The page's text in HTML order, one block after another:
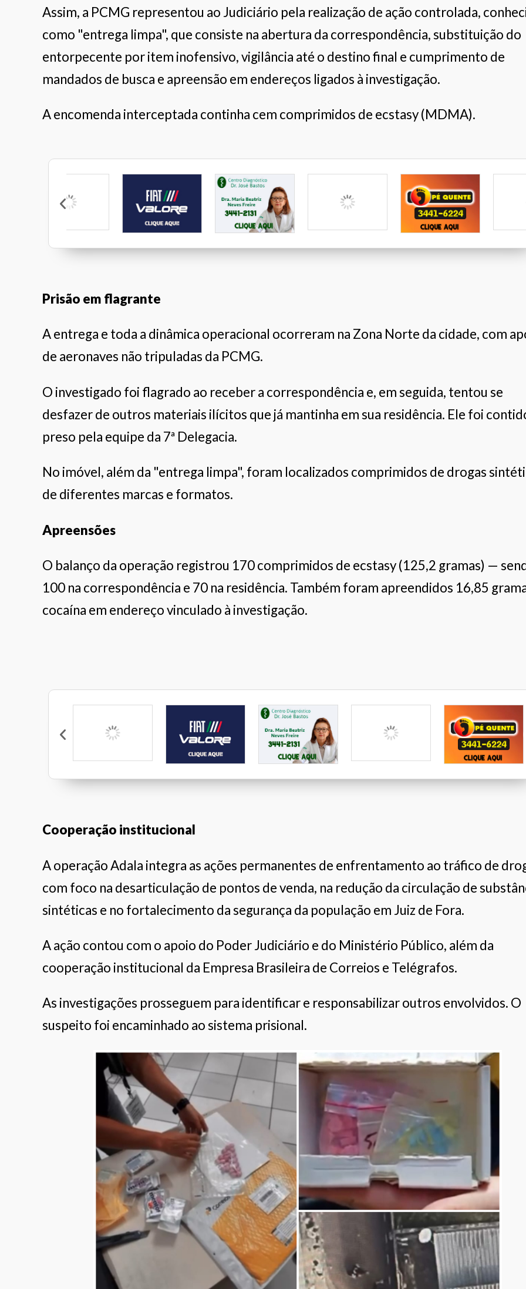
Assim, a PCMG representou ao Judiciário pela realização de ação controlada,
como "entrega limpa", que consiste na abertura da correspondência, substituição do
entorpecente por item inofensivo, vigilância até o destino final e cumprimento de
mandados de busca e apreensão em endereços ligados à investigação.
A encomenda interceptada continha cem comprimidos de ecstasy (MDMA).
Prisão em flagrante
A entrega e toda a dinâmica operacional ocorreram na Zona Norte da cidade, com
de aeronaves não tripuladas da PCMG.
O investigado foi flagrado ao receber a correspondência e, em seguida, tentou se
desfazer de outros materiais ilícitos que já mantinha em sua residência. Ele foi
preso pela equipe da 7ª Delegacia.
No imóvel, além da "entrega limpa", foram localizados comprimidos de drogas
de diferentes marcas e formatos.
Apreensões
O balanço da operação registrou 170 comprimidos de ecstasy (125,2 gramas) —
100 na correspondência e 70 na residência. Também foram apreendidos 16,85
cocaína em endereço vinculado à investigação.
Cooperação institucional
A operação Adala integra as ações permanentes de enfrentamento ao tráfico de
com foco na desarticulação de pontos de venda, na redução da circulação de
sintéticas e no fortalecimento da segurança da população em Juiz de Fora.
A ação contou com o apoio do Poder Judiciário e do Ministério Público, além da
cooperação institucional da Empresa Brasileira de Correios e Telégrafos.
As investigações prosseguem para identificar e responsabilizar outros envolvidos. O
suspeito foi encaminhado ao sistema prisional.